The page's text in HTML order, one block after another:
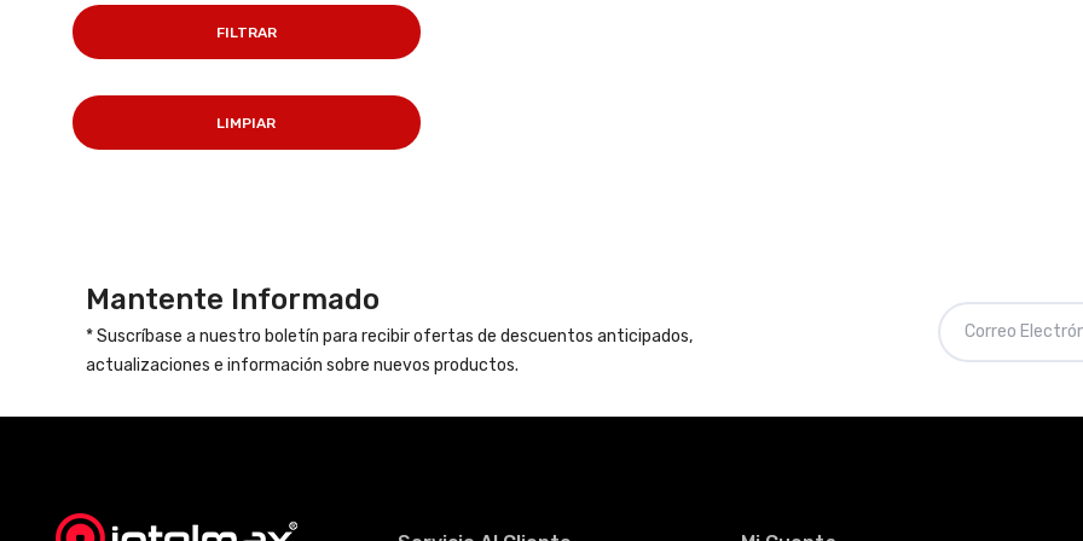
FILTRAR
LIMPIAR
Mantente Informado
* Suscríbase a nuestro boletín para recibir ofertas de descuentos anticipados,
actualizaciones e información sobre nuevos productos.